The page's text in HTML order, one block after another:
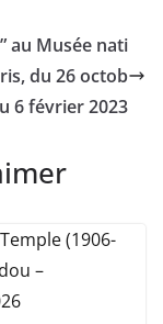
au Musée nati
du 26 octob
6 février 2023